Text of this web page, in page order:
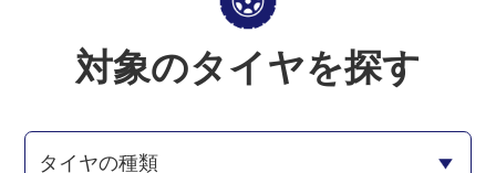
対象のタイヤを探す
タイヤの種類